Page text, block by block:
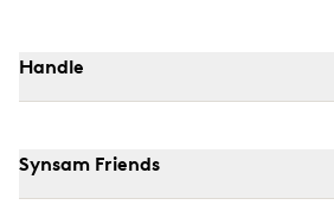
Handle
Synsam Friends